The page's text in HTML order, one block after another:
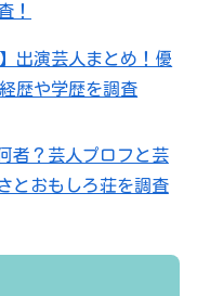
！
出演芸人まとめ！優
歴や学歴を調査
者？芸人プロフと芸
とおもしろ荘を調査